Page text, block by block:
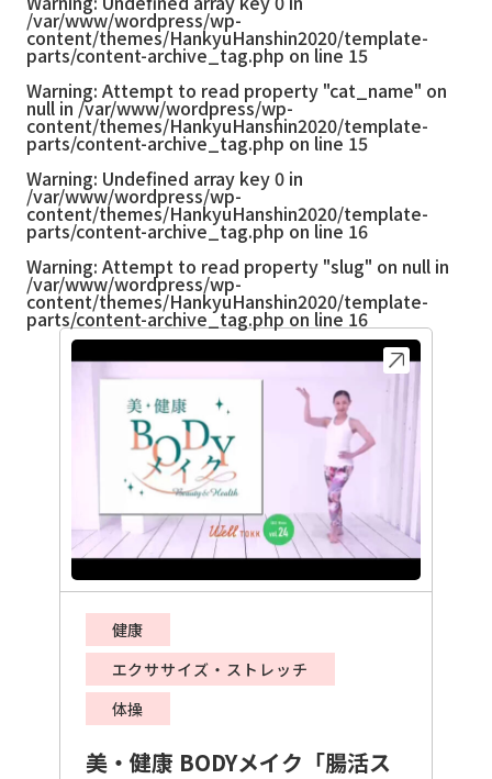
/var/www/wordpress/wp-
content/themes/HankyuHanshin2020/template-
parts/content-archive_tag.php on line 15
Warning: Attempt to read property "cat_name" on
null in /var/www/wordpress/wp-
content/themes/HankyuHanshin2020/template-
parts/content-archive_tag.php on line 15
Warning: Undefined array key 0 in
/var/www/wordpress/wp-
content/themes/HankyuHanshin2020/template-
parts/content-archive_tag.php on line 16
Warning: Attempt to read property "slug" on null in
/var/www/wordpress/wp-
content/themes/HankyuHanshin2020/template-
parts/content-archive_tag.php on line 16
健康
エクササイズ・ストレッチ
体操
美・健康 BODYメイク「腸活ス